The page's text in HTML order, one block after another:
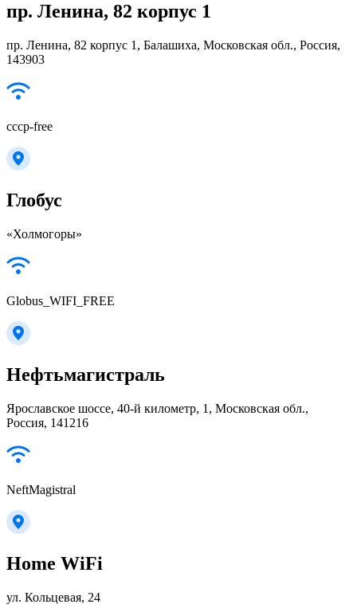
пр. Ленина, 82 корпус 1
пр. Ленина, 82 корпус 1, Балашиха, Московская обл., Россия,
143903
cccp-free
Глобус
«Холмогоры»
Globus_WIFI_FREE
Нефтьмагистраль
Ярославское шоссе, 40-й километр, 1, Московская обл.,
Россия, 141216
NeftMagistral
Home WiFi
ул. Кольцевая, 24